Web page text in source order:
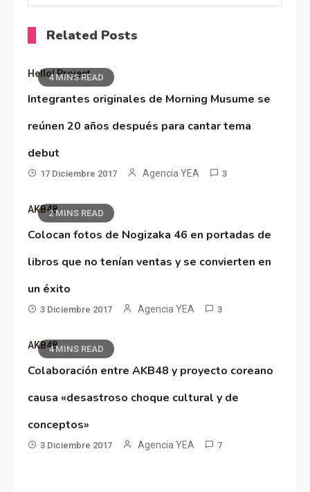
Related Posts
4 MINS READ
Hello! Project
Integrantes originales de Morning Musume se
reúnen 20 años después para cantar tema
debut
17 Diciembre 2017 Agencia YEA 3
2 MINS READ
AKB48
Colocan fotos de Nogizaka 46 en portadas de
libros que no tenían ventas y se convierten en
un éxito
3 Diciembre 2017 Agencia YEA 3
4 MINS READ
AKB48
Colaboración entre AKB48 y proyecto coreano
causa «desastroso choque cultural y de
conceptos»
3 Diciembre 2017 Agencia YEA 7